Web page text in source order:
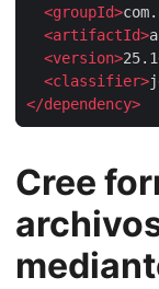
<groupId>
<artifactId>
<version>25.1
<classifier>
</dependency>
Cree